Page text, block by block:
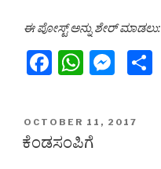
ಈ ಪೋಸ್ಟ್ ಅನ್ನು ಶೇರ್ ಮಾಡಲು:
F
c
e
W
at
s
M
s
POSTED
ON
OCTOBER 11, 2017
ಕೆಂಡಸಂಪಿಗೆ